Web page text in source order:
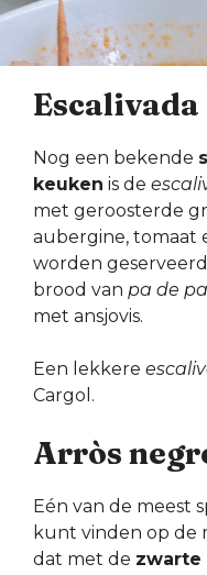
Escalivada
Nog een bekende
keuken is de
met geroosterde
aubergine, tomaat
worden
brood van pa de
met ansjovis.
Een lekkere
Cargol.
Arròs
Eén van de meest
kunt vinden op de
dat met de zwarte